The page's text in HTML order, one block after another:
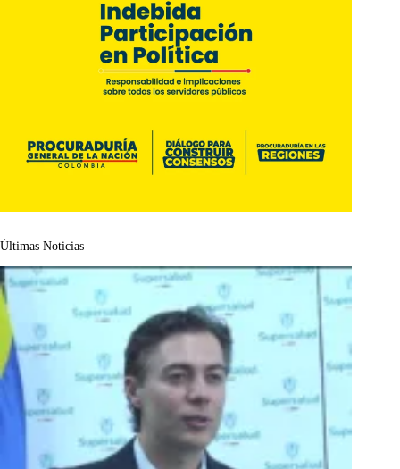
Últimas Noticias